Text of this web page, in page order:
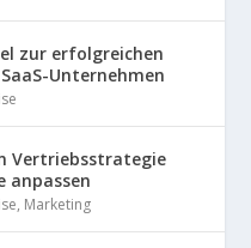
zur erfolgreichen
Unternehmen
Vertriebsstrategie
anpassen
, Marketing